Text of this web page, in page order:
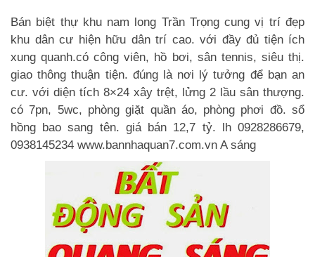
Bán biệt thự khu nam long Trần Trọng cung vị trí đẹp
khu dân cư hiện hữu dân trí cao. với đầy đủ tiện ích
xung quanh.có công viên, hồ bơi, sân tennis, siêu thị.
giao thông thuận tiện. đúng là nơi lý tưởng để bạn an
cư. với diện tích 8×24 xây trệt, lửng 2 lầu sân thượng.
có 7pn, 5wc, phòng giặt quần áo, phòng phơi đồ. sổ
hồng bao sang tên. giá bán 12,7 tỷ. lh 0928286679,
0938145234 www.bannhaquan7.com.vn A sáng